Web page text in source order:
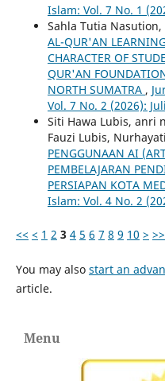
Islam: Vol. 7 No. 1
Sahla Tutia Nasution,
AL-QUR'AN
CHARACTER OF
QUR'AN
NORTH SUMATRA ,
Vol. 7 No. 2 (2026):
Siti Hawa Lubis, anri
Fauzi Lubis,
PENGGUNAAN AI
PEMBELAJARAN
PERSIAPAN KOTA
Islam: Vol. 4 No. 2
<< < 1 2 3 4 5 6 7 8 9 10 > >>
You may also start an
article.
Menu